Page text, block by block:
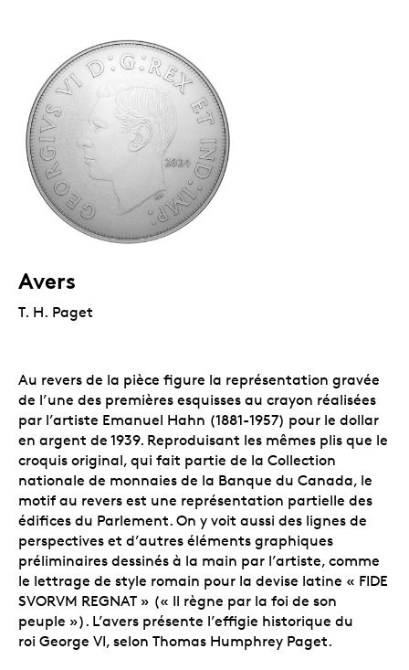
Avers
T. H. Paget
Au revers de la pièce figure la représentation gravée
de l’une des premières esquisses au crayon réalisées
par l’artiste Emanuel Hahn (1881-1957) pour le dollar
en argent de 1939. Reproduisant les mêmes plis que le
croquis original, qui fait partie de la Collection
nationale de monnaies de la Banque du Canada, le
motif au revers est une représentation partielle des
édifices du Parlement. On y voit aussi des lignes de
perspectives et d’autres éléments graphiques
préliminaires dessinés à la main par l’artiste, comme
le lettrage de style romain pour la devise latine « FIDE
SVORVM REGNAT » (« Il règne par la foi de son
peuple »). L’avers présente l’effigie historique du
roi George VI, selon Thomas Humphrey Paget.